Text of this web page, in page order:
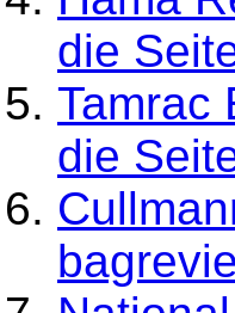
die
Tamrac
die